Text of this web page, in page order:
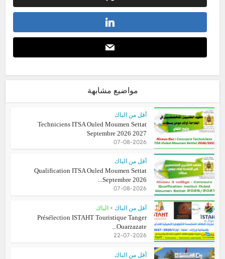
مواضيع مشابهة
أقل من الباك
Techniciens ITSA Ouled Moumen Settat
Septembre 2026 2027
07-08-2026
أقل من الباك
Qualification ITSA Ouled Moumen Settat
Septembre 2026...
07-08-2026
أقل من الباك • الباك
Présélection ISTAHT Touristique Tanger
Ouarzazate...
22-07-2026
أقل من الباك